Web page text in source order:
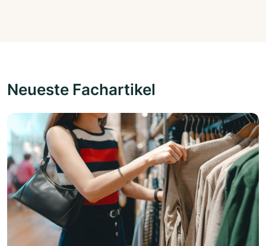
Neueste Fachartikel